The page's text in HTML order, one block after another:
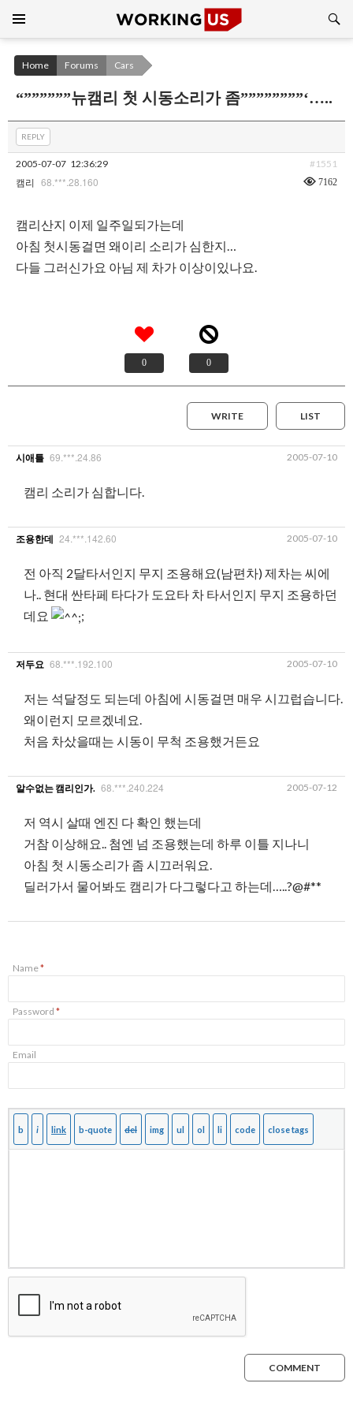
CONTENT
Home Forums Cars
“””””””뉴캠리 첫 시동소리가 좀””””””””‘…..
REPLY
2005-07-07 12:36:29 #1551
캠리 68.***.28.160 7162
캠리산지 이제 일주일되가는데
아침 첫시동걸면 왜이리 소리가 심한지…
다들 그러신가요 아님 제 차가 이상이있나요.
0 0
LIST
WRITE
시애틀 69.***.24.86 2005-07-10
캠리 소리가 심합니다.
조용한데 24.***.142.60 2005-07-10
전 아직 2달타서인지 무지 조용해요(남편차) 제차는 씨에
나.. 현대 싼타페 타다가 도요타 차 타서인지 무지 조용하던
데요
;
저두요 68.***.192.100 2005-07-10
저는 석달정도 되는데 아침에 시동걸면 매우 시끄럽습니다.
왜이런지 모르겠네요.
처음 차샀을때는 시동이 무척 조용했거든요
알수없는 캠리인가. 68.***.240.224 2005-07-12
저 역시 살때 엔진 다 확인 했는데
거참 이상해요.. 첨엔 넘 조용했는데 하루 이틀 지나니
아침 첫 시동소리가 좀 시끄러워요.
딜러가서 물어봐도 캠리가 다그렇다고 하는데…..?@#**
Name*
Password *
Email
COMMENT